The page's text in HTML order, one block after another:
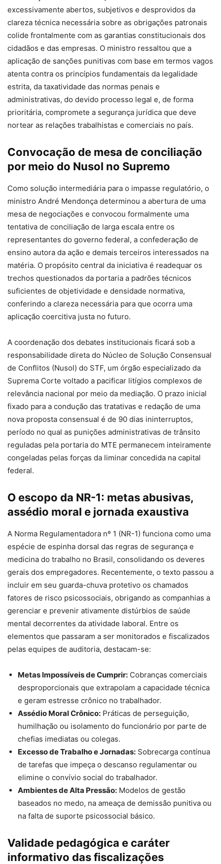
excessivamente abertos, subjetivos e desprovidos da
clareza técnica necessária sobre as obrigações patronais
colide frontalmente com as garantias constitucionais dos
cidadãos e das empresas. O ministro ressaltou que a
aplicação de sanções punitivas com base em termos vagos
atenta contra os princípios fundamentais da legalidade
estrita, da taxatividade das normas penais e
administrativas, do devido processo legal e, de forma
prioritária, compromete a segurança jurídica que deve
nortear as relações trabalhistas e comerciais no país.
Convocação de mesa de conciliação
por meio do Nusol no Supremo
Como solução intermediária para o impasse regulatório, o
ministro André Mendonça determinou a abertura de uma
mesa de negociações e convocou formalmente uma
tentativa de conciliação de larga escala entre os
representantes do governo federal, a confederação de
ensino autora da ação e demais terceiros interessados na
matéria. O propósito central da iniciativa é readequar os
trechos questionados da portaria a padrões técnicos
suficientes de objetividade e densidade normativa,
conferindo a clareza necessária para que ocorra uma
aplicação coercitiva justa no futuro.
A coordenação dos debates institucionais ficará sob a
responsabilidade direta do Núcleo de Solução Consensual
de Conflitos (Nusol) do STF, um órgão especializado da
Suprema Corte voltado a pacificar litígios complexos de
relevância nacional por meio da mediação. O prazo inicial
fixado para a condução das tratativas e redação de uma
nova proposta consensual é de 90 dias ininterruptos,
período no qual as punições administrativas de trânsito
reguladas pela portaria do MTE permanecem inteiramente
congeladas pelas forças da liminar concedida na capital
federal.
O escopo da NR-1: metas abusivas,
assédio moral e jornada exaustiva
A Norma Regulamentadora nº 1 (NR-1) funciona como uma
espécie de espinha dorsal das regras de segurança e
medicina do trabalho no Brasil, consolidando os deveres
gerais dos empregadores. Recentemente, o texto passou a
incluir em seu guarda-chuva protetivo os chamados
fatores de risco psicossociais, obrigando as companhias a
gerenciar e prevenir ativamente distúrbios de saúde
mental decorrentes da atividade laboral. Entre os
elementos que passaram a ser monitorados e fiscalizados
pelas equipes de auditoria, destacam-se:
Metas Impossíveis de Cumprir: Cobranças comerciais
desproporcionais que extrapolam a capacidade técnica
e geram estresse crônico no trabalhador.
Assédio Moral Crônico: Práticas de perseguição,
humilhação ou isolamento do funcionário por parte de
chefias imediatas ou colegas.
Excesso de Trabalho e Jornadas: Sobrecarga contínua
de tarefas que impeça o descanso regulamentar ou
elimine o convívio social do trabalhador.
Ambientes de Alta Pressão: Modelos de gestão
baseados no medo, na ameaça de demissão punitiva ou
na falta de suporte psicossocial básico.
Validade pedagógica e caráter
informativo das fiscalizações